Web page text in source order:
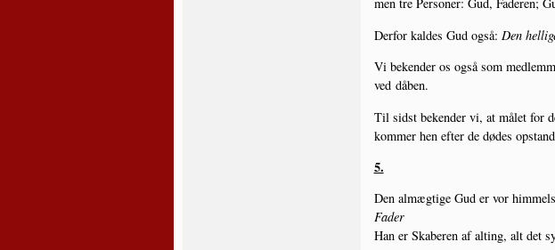
men tre Per­so­ner: Gud, Fade­ren;
Der­for kal­des Gud også: Den
Vi beken­der os også som
ved dåben.
Til sidst beken­der vi, at målet for
kom­mer hen efter de dødes
5.
Den almæg­ti­ge Gud er vor
Fader
Han er Ska­be­ren af alting, alt det